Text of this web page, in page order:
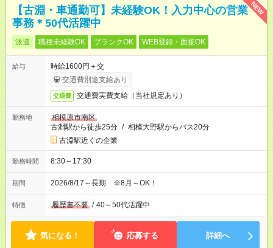
NEW
【古淵・車通勤可】未経験OK！入力中心の営業
事務＊50代活躍中
派遣 職種未経験OK ブランクOK WEB登録・面接OK
給与
時給1600円＋交
交通費別途支給あり
交通費 交通費実費支給（当社規定あり）
勤務地
相模原市南区
古淵駅から徒歩25分 / 相模大野駅からバス20分
古淵駅近くの企業
勤務時間 8:30～17:30
期間 2026/8/17～長期 ※8月～OK！
特徴 履歴書不要 / 40～50代活躍中
気になる！ 応募する 詳細へ